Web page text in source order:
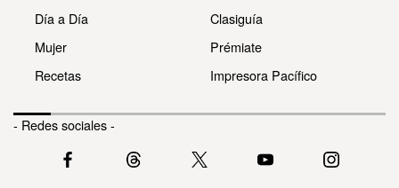
Día a Día
Mujer
Recetas
Clasiguía
Prémiate
Impresora Pacífico
- Redes sociales -